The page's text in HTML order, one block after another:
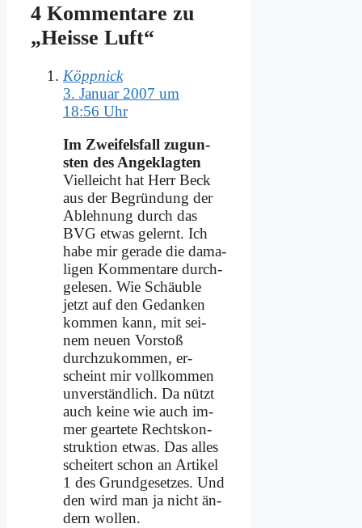
4 Kommentare zu
„Hei­sse Luft“
Köppnick
3. Januar 2007 um
18:56 Uhr
Im Zwei­fels­fall zu­gun­
sten des An­ge­klag­ten
Viel­leicht hat Herr Beck
aus der Be­grün­dung der
Ab­leh­nung durch das
BVG et­was ge­lernt. Ich
ha­be mir ge­ra­de die da­ma­
li­gen Kom­men­ta­re durch­
ge­le­sen. Wie Schäub­le
jetzt auf den Ge­dan­ken
kom­men kann, mit sei­
nem neu­en Vor­stoß
durch­zu­kom­men, er­
scheint mir voll­kom­men
un­ver­ständ­lich. Da nützt
auch kei­ne wie auch im­
mer ge­ar­te­te Rechts­kon­
struk­ti­on et­was. Das al­les
schei­tert schon an Ar­ti­kel
1 des Grund­ge­set­zes. Und
den wird man ja nicht än­
dern wol­len.